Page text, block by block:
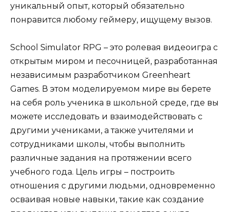
уникальный опыт, который обязательно
понравится любому геймеру, ищущему вызов.
School Simulator RPG – это ролевая видеоигра с
открытым миром и песочницей, разработанная
независимым разработчиком Greenheart
Games. В этом моделируемом мире вы берете
на себя роль ученика в школьной среде, где вы
можете исследовать и взаимодействовать с
другими учениками, а также учителями и
сотрудниками школы, чтобы выполнить
различные задания на протяжении всего
учебного года. Цель игры – построить
отношения с другими людьми, одновременно
осваивая новые навыки, такие как создание